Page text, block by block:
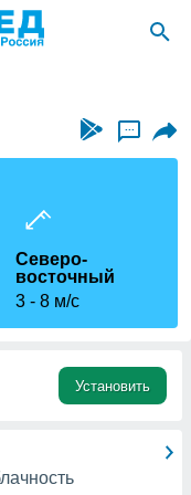
...
Северо-
восточный
3
8 м/с
Установить